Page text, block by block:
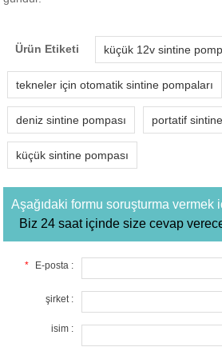
Ürün Etiketi küçük 12v sintine
tekneler için otomatik sintine pompaları
deniz sintine pompası portatif
küçük sintine pompası
Aşağıdaki formu soruşturma vermek
Biz 24 saat içinde size cevap
* E-posta :
şirket :
isim :